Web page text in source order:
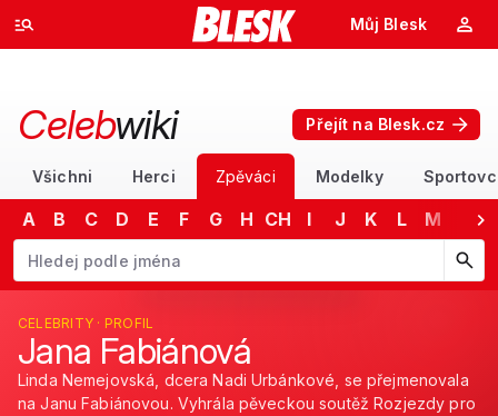
Můj Blesk
Celebwiki Přejít na Blesk.cz
Všichni Herci Zpěváci Modelky
A B C D E F G H CH I J K L M
Začněte psát jméno. Šipkami dolů a nahoru procházejte návrhy,
CELEBRITY · PROFIL
Jana Fabiánová
Linda Nemejovská, dcera Nadi Urbánkové, se přejmenovala
na Janu Fabiánovou. Vyhrála pěveckou soutěž Rozjezdy pro